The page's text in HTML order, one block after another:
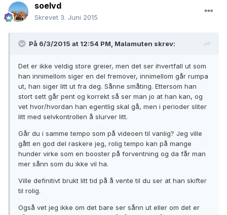
soelvd
Skrevet 3. Juni 2015
På 6/3/2015 at 12:54 PM, Malamuten skrev:
Det er ikke veldig store greier, men det ser ihvertfall ut som
han innimellom siger en del fremover, innimellom går rumpa
ut, han siger litt ut fra deg. Sånne småting. Ettersom han
stort sett går pent og korrekt så ser man jo at han kan, og
vet hvor/hvordan han egentlig skal gå, men i perioder sliter
litt med selvkontrollen å slurver litt.
Går du i samme tempo som på videoen til vanlig? Jeg ville
gått en god del raskere jeg, rolig tempo kan på mange
hunder virke som en booster på forventning og da får man
mer sånn som du ikke vil ha.
Ville definitivt brukt litt tid på å vente til du ser at han skifter
til rolig.
Også vet jeg ikke om det bare ser sånn ut eller om det er